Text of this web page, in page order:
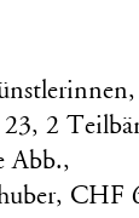
23, 2
Abb.,
CHF